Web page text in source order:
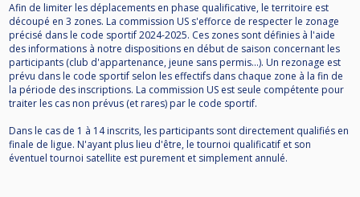
Afin de limiter les déplacements en phase qualificative, le territoire est
découpé en 3 zones. La commission US s'efforce de respecter le zonage
précisé dans le code sportif 2024-2025. Ces zones sont définies à l'aide
des informations à notre dispositions en début de saison concernant les
participants (club d'appartenance, jeune sans permis...). Un rezonage est
prévu dans le code sportif selon les effectifs dans chaque zone à la fin de
la période des inscriptions. La commission US est seule compétente pour
traiter les cas non prévus (et rares) par le code sportif.
Dans le cas de 1 à 14 inscrits, les participants sont directement qualifiés en
finale de ligue. N'ayant plus lieu d'être, le tournoi qualificatif et son
éventuel tournoi satellite est purement et simplement annulé.